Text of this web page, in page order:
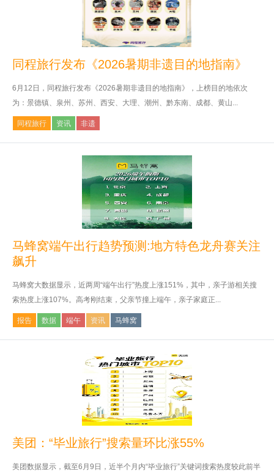
同程旅行发布《2026暑期非遗目的地指南》
6月12日，同程旅行发布《2026暑期非遗目的地指南》，上榜目的地依次
为：景德镇、泉州、苏州、西安、大理、潮州、黔东南、成都、黄山...
同程旅行 资讯 非遗
马蜂窝端午出行趋势预测:地方特色龙舟赛关注
飙升
马蜂窝大数据显示，近两周“端午出行”热度上涨151%，其中，亲子游相关搜
索热度上涨107%。高考刚结束，父亲节撞上端午，亲子家庭正...
报告 数据 端午 资讯 马蜂窝
美团：“毕业旅行”搜索量环比涨55%
美团数据显示，截至6月9日，近半个月内“毕业旅行”关键词搜索热度较此前半